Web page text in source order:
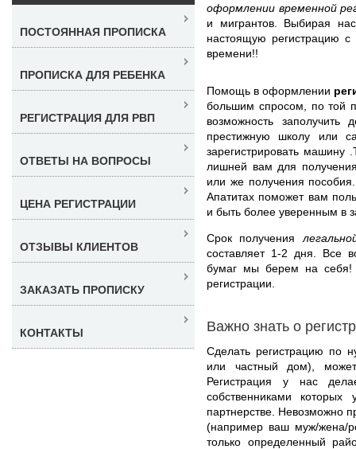
оформлении временной
и мигрантов. Выбирая
настоящую регистрацию с
времени!!
Помощь в оформлении
большим спросом, по той
возможность заполучить
престижную школу или
зарегистрировать машину
лишней вам для
или же получения
Апатитах поможет вам
и быть более уверенным в
Срок получения
составляет 1-2 дня. Все
бумаг мы берем на себя!
регистрации.
Важно знать о
Сделать регистрацию по
или частный дом),
Регистрация у нас
собственниками
партнерстве. Невозможно
(например ваш муж/жена/
только определенный
ПОСТОЯННАЯ ПРОПИСКА
ПРОПИСКА ДЛЯ РЕБЕНКА
РЕГИСТРАЦИЯ ДЛЯ РВП
ОТВЕТЫ НА ВОПРОСЫ
ЦЕНА РЕГИСТРАЦИИ
ОТЗЫВЫ КЛИЕНТОВ
ЗАКАЗАТЬ ПРОПИСКУ
КОНТАКТЫ